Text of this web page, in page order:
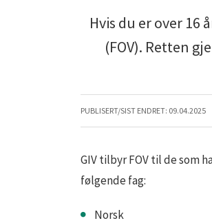
Hvis du er over
(FOV). Retten
PUBLISERT/SIST ENDRET: 09.04.2025
GIV tilbyr FOV til de som
følgende fag:
Norsk